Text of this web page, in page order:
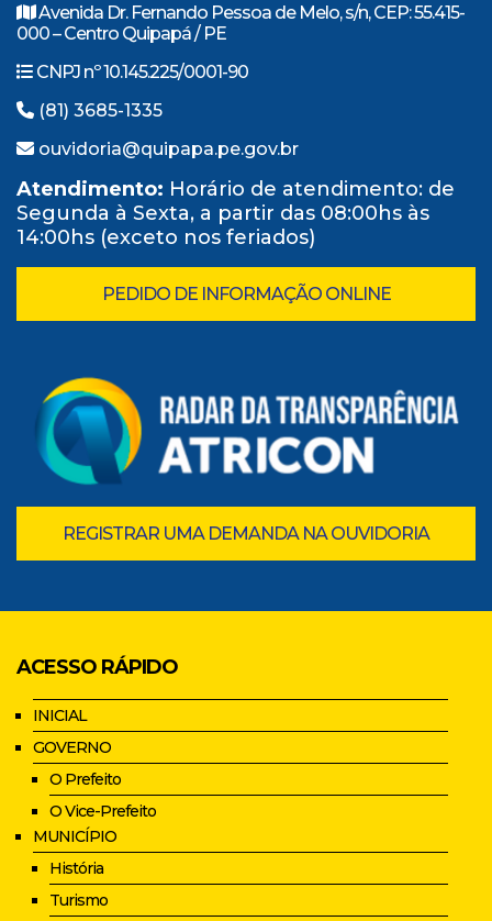
Avenida Dr. Fernando Pessoa de Melo, s/n, CEP: 55.415-
000 – Centro Quipapá / PE
CNPJ nº 10.145.225/0001-90
(81) 3685-1335
ouvidoria@quipapa.pe.gov.br
Atendimento: Horário de atendimento: de
Segunda à Sexta, a partir das 08:00hs às
14:00hs (exceto nos feriados)
PEDIDO DE INFORMAÇÃO ONLINE
REGISTRAR UMA DEMANDA NA OUVIDORIA
ACESSO RÁPIDO
INICIAL
GOVERNO
O Prefeito
O Vice-Prefeito
MUNICÍPIO
História
Turismo